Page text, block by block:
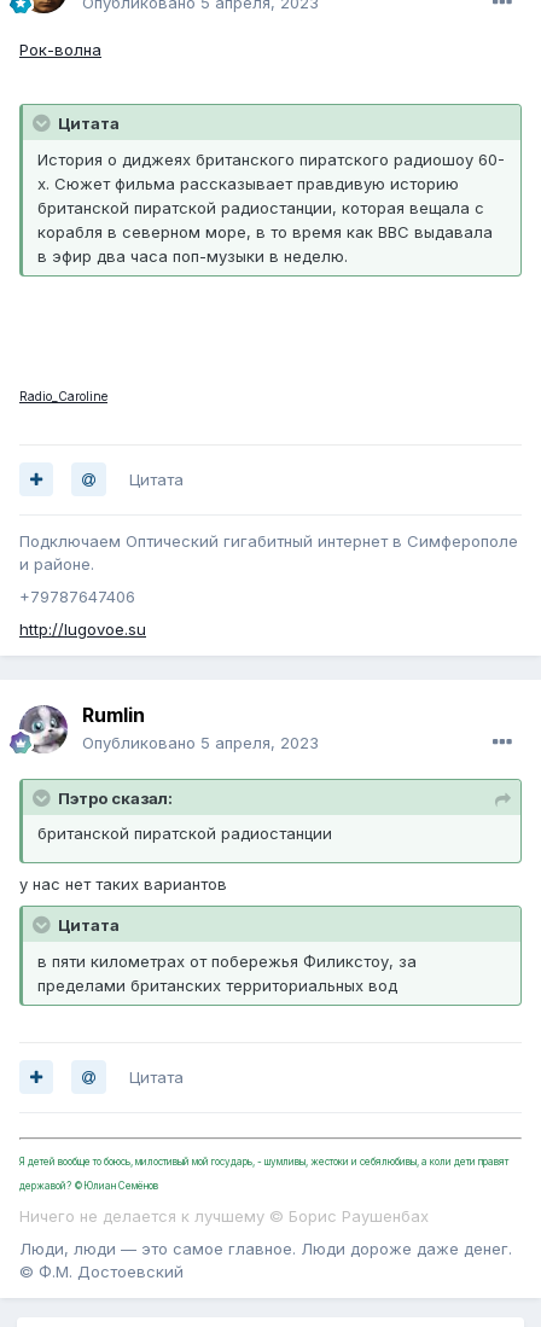
Рок-волна
Цитата
История о диджеях британского пиратского радиошоу 60-
х. Сюжет фильма рассказывает правдивую историю
британской пиратской радиостанции, которая вещала с
корабля в северном море, в то время как BBC выдавала
в эфир два часа поп-музыки в неделю.
Radio_Caroline
Цитата
Подключаем Оптический гигабитный интернет в Симферополе
и районе.
+79787647406
http://lugovoe.su
Rumlin
Опубликовано 5 апреля, 2023
Пэтро сказал:
британской пиратской радиостанции
у нас нет таких вариантов
Цитата
в пяти километрах от побережья Филикстоу, за
пределами британских территориальных вод
Цитата
Я детей вообще то боюсь, милостивый мой государь, - шумливы, жестоки и себялюбивы, а коли дети правят
державой? ©Юлиан Семёнов
Ничего не делается к лучшему © Борис Раушенбах
Люди, люди — это самое главное. Люди дороже даже денег.
© Ф.М. Достоевский